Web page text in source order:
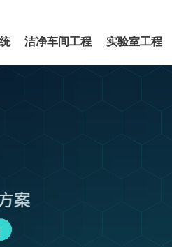
洁净车间工程 实验室工程